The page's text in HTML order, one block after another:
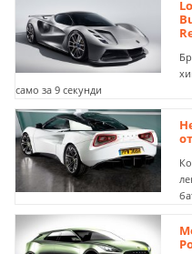
само за 9 секунди